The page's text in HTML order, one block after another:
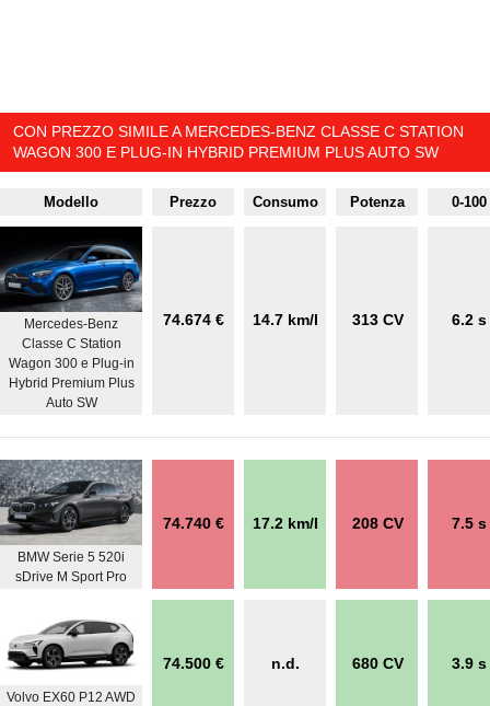
CON PREZZO SIMILE A MERCEDES-BENZ CLASSE C STATION
WAGON 300 E PLUG-IN HYBRID PREMIUM PLUS AUTO SW
Modello Prezzo Consumo Potenza 0-100
Mercedes-Benz
Classe C Station
Wagon 300 e Plug-in
Hybrid Premium Plus
Auto SW
74.674 € 14.7 km/l 313 CV 6.2 s
BMW Serie 5 520i
sDrive M Sport Pro
74.740 € 17.2 km/l 208 CV 7.5 s
Volvo EX60 P12 AWD
74.500 € n.d. 680 CV 3.9 s